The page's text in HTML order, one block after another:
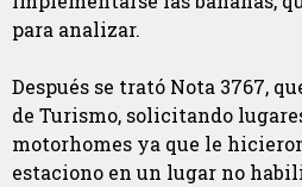
para analizar.
Después se trató Nota 3767,
de Turismo, solicitando
motorhomes ya que le
estaciono en un lugar no